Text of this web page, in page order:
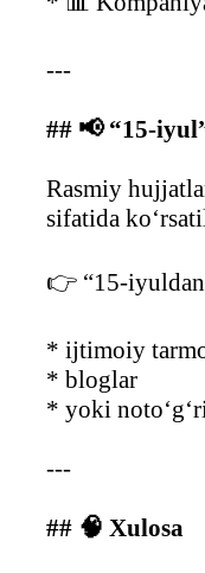
---
## 📢 “15-
Rasmiy
sifatida
👉 “15-iyuldan
* ijtimoiy
* bloglar
* yoki
---
## 🧠 Xulosa